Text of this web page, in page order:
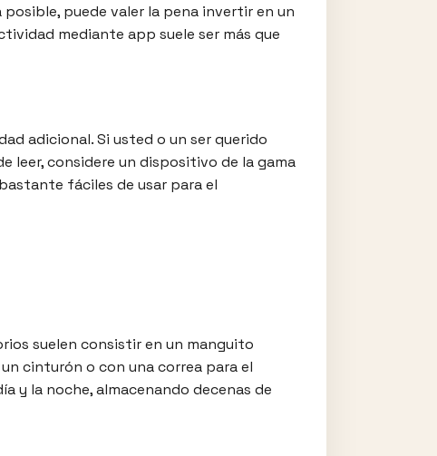
puede valer la pena invertir en un
mediante app suele ser más que
adicional. Si usted o un ser querido
leer, considere un dispositivo de la gama
fáciles de usar para el
suelen consistir en un manguito
cinturón o con una correa para el
y la noche, almacenando decenas de